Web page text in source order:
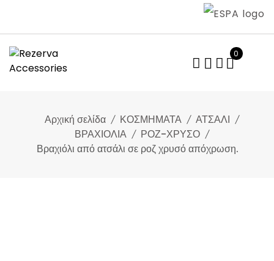
content
0
Αρχική σελίδα ΚΟΣΜΗΜΑΤΑ
ΑΤΣΑΛΙ
ΒΡΑΧΙΟΛΙΑ
ΡΟΖ-ΧΡΥΣΟ
Βραχιόλι από ατσάλι σε ροζ χρυσό απόχρωση.